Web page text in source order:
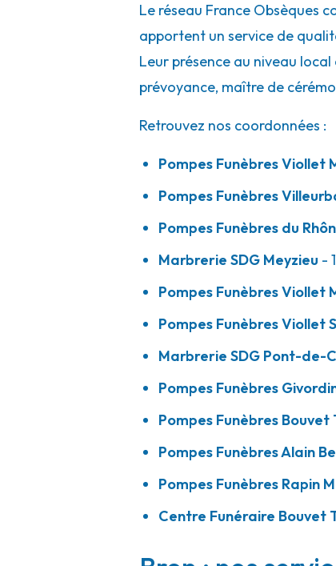
A votre écoute 24h/24 7j/7
Marbrerie SDG - Pont-de-Chéruy
15 Rue César Sornin-38230 Pont-de-Chéruy
Confiance Obsèques - Givors
- 69700 Givors
Consulter l'agence 04 72 49 09 49
A votre écoute 24h/24 7j/7
Pompes Funèbres Bouvet - Trévoux
01600 Trévoux
Consulter l'agence 04 74 00 15 15
A votre écoute 24h/24 7j/7
Le réseau France Obsèques
apportent un service de
Leur présence au niveau
prévoyance, maître de
Retrouvez nos coordonnées :
Pompes Funèbres Viollet
Pompes Funèbres
Pompes Funèbres du
Marbrerie SDG Meyzieu -
Pompes Funèbres Viollet
Pompes Funèbres Viollet
Marbrerie SDG Pont-de-
Pompes Funèbres
Pompes Funèbres Bouvet
Pompes Funèbres Alain
Pompes Funèbres Rapin
Centre Funéraire Bouvet